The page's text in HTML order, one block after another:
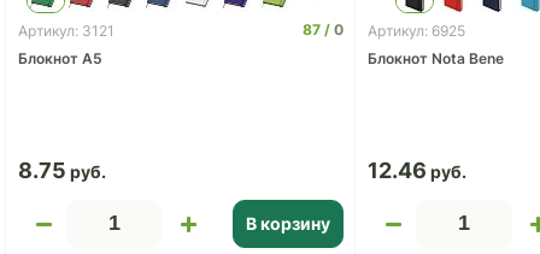
Артикул: 3121 87
0
Блокнот A5
8.75
В корзину
Артикул: 6925
Блокнот Nota Bene
12.46